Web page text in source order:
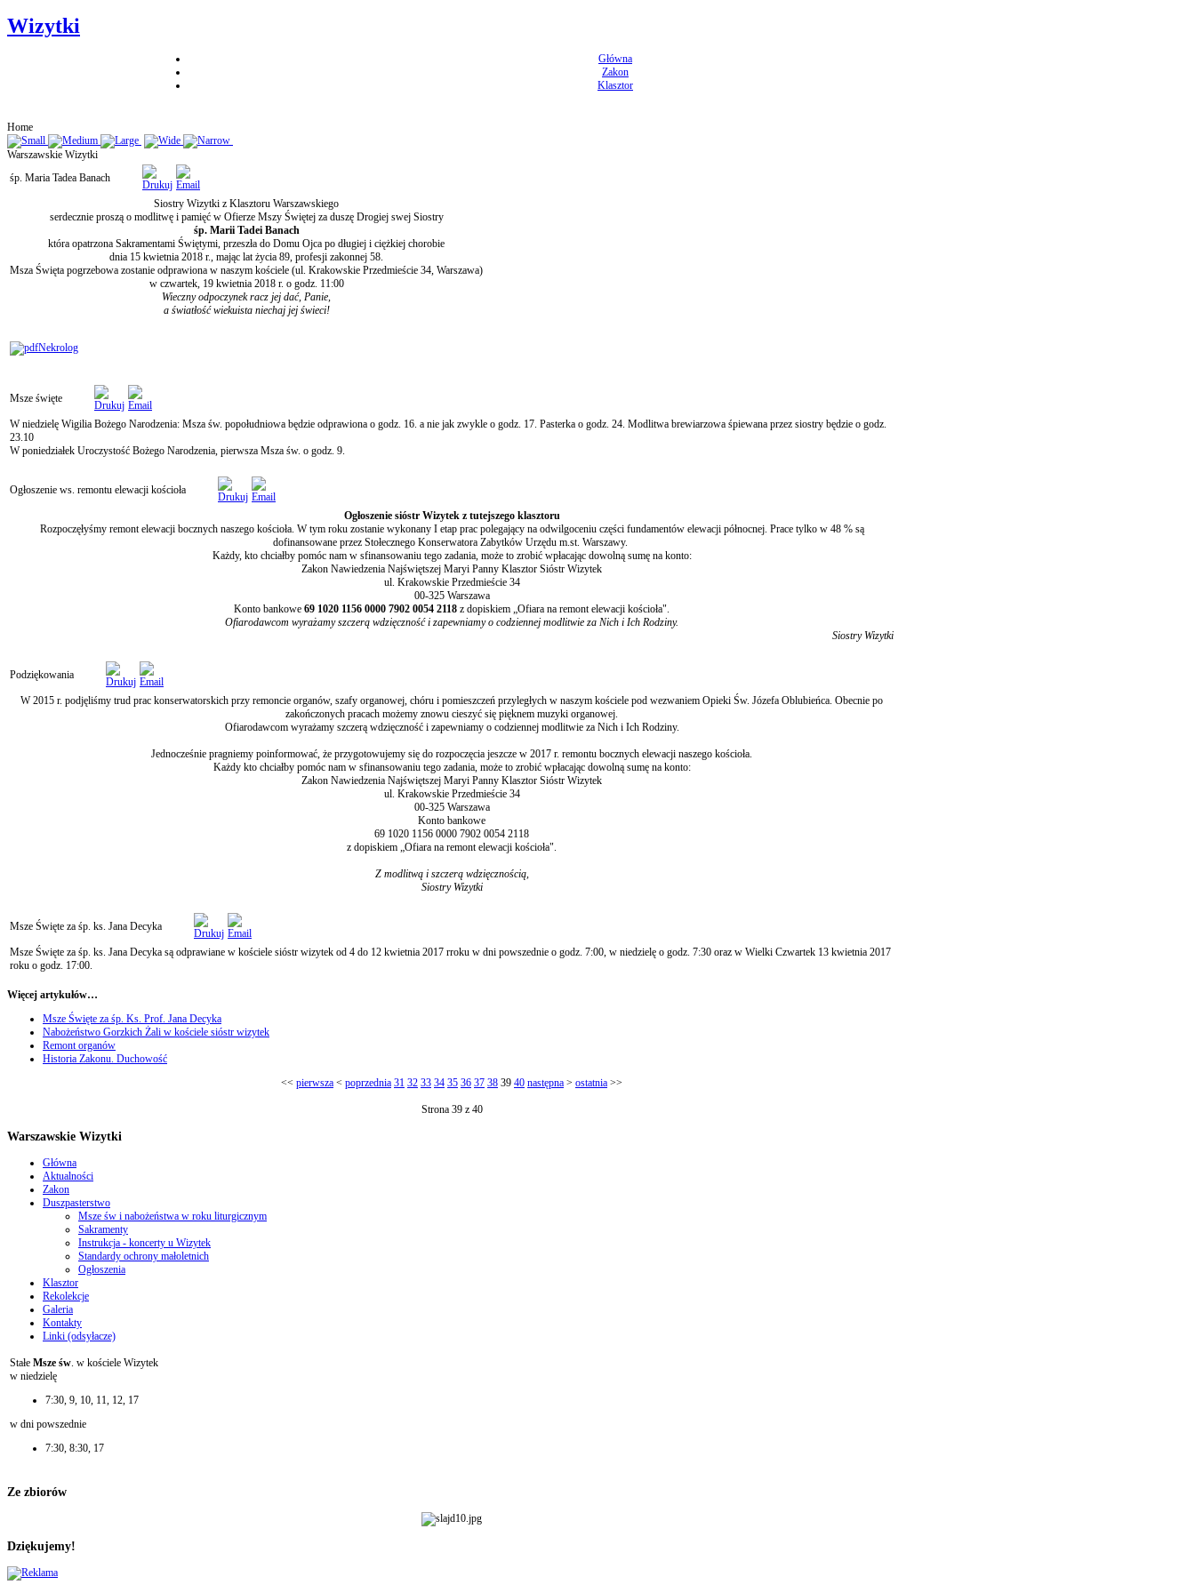
Wizytki
Główna
Zakon
Klasztor
Home
Warszawskie Wizytki
śp. Maria Tadea Banach
Siostry Wizytki z Klasztoru Warszawskiego
serdecznie proszą o modlitwę i pamięć w Ofierze Mszy Świętej za duszę Drogiej swej Siostry
śp. Marii Tadei Banach
która opatrzona Sakramentami Świętymi, przeszła do Domu Ojca po długiej i ciężkiej chorobie
dnia 15 kwietnia 2018 r., mając lat życia 89, profesji zakonnej 58.
Msza Święta pogrzebowa zostanie odprawiona w naszym kościele (ul. Krakowskie Przedmieście 34, Warszawa)
w czwartek, 19 kwietnia 2018 r. o godz. 11:00
Wieczny odpoczynek racz jej dać, Panie,
a światłość wiekuista niechaj jej świeci!
Nekrolog
Msze święte
W niedzielę Wigilia Bożego Narodzenia: Msza św. popołudniowa będzie odprawiona o godz. 16. a nie jak zwykle o godz. 17. Pasterka o godz. 24. Modlitwa brewiarzowa śpiewana przez siostry będzie o godz.
23.10
W poniedziałek Uroczystość Bożego Narodzenia, pierwsza Msza św. o godz. 9.
Ogłoszenie ws. remontu elewacji kościoła
Ogłoszenie sióstr Wizytek z tutejszego klasztoru
Rozpoczęłyśmy remont elewacji bocznych naszego kościoła. W tym roku zostanie wykonany I etap prac polegający na odwilgoceniu części fundamentów elewacji północnej. Prace tylko w 48 % są
dofinansowane przez Stołecznego Konserwatora Zabytków Urzędu m.st. Warszawy.
Każdy, kto chciałby pomóc nam w sfinansowaniu tego zadania, może to zrobić wpłacając dowolną sumę na konto:
Zakon Nawiedzenia Najświętszej Maryi Panny Klasztor Sióstr Wizytek
ul. Krakowskie Przedmieście 34
00-325 Warszawa
Konto bankowe 69 1020 1156 0000 7902 0054 2118 z dopiskiem „Ofiara na remont elewacji kościoła".
Ofiarodawcom wyrażamy szczerą wdzięczność i zapewniamy o codziennej modlitwie za Nich i Ich Rodziny.
Siostry Wizytki
Podziękowania
W 2015 r. podjęliśmy trud prac konserwatorskich przy remoncie organów, szafy organowej, chóru i pomieszczeń przyległych w naszym kościele pod wezwaniem Opieki Św. Józefa Oblubieńca. Obecnie po
zakończonych pracach możemy znowu cieszyć się pięknem muzyki organowej.
Ofiarodawcom wyrażamy szczerą wdzięczność i zapewniamy o codziennej modlitwie za Nich i Ich Rodziny.
Jednocześnie pragniemy poinformować, że przygotowujemy się do rozpoczęcia jeszcze w 2017 r. remontu bocznych elewacji naszego kościoła.
Każdy kto chciałby pomóc nam w sfinansowaniu tego zadania, może to zrobić wpłacając dowolną sumę na konto:
Zakon Nawiedzenia Najświętszej Maryi Panny Klasztor Sióstr Wizytek
ul. Krakowskie Przedmieście 34
00-325 Warszawa
Konto bankowe
69 1020 1156 0000 7902 0054 2118
z dopiskiem „Ofiara na remont elewacji kościoła".
Z modlitwą i szczerą wdzięcznością,
Siostry Wizytki
Msze Święte za śp. ks. Jana Decyka
Msze Święte za śp. ks. Jana Decyka są odprawiane w kościele sióstr wizytek od 4 do 12 kwietnia 2017 rroku w dni powszednie o godz. 7:00, w niedzielę o godz. 7:30 oraz w Wielki Czwartek 13 kwietnia 2017
roku o godz. 17:00.
Więcej artykułów…
Msze Święte za śp. Ks. Prof. Jana Decyka
Nabożeństwo Gorzkich Żali w kościele sióstr wizytek
Remont organów
Historia Zakonu. Duchowość
<< pierwsza < poprzednia 31 32 33 34 35 36 37 38 39 40 następna > ostatnia >>
Strona 39 z 40
Warszawskie Wizytki
Główna
Aktualności
Zakon
Duszpasterstwo
Msze św i nabożeństwa w roku liturgicznym
Sakramenty
Instrukcja - koncerty u Wizytek
Standardy ochrony małoletnich
Ogłoszenia
Klasztor
Rekolekcje
Galeria
Kontakty
Linki (odsyłacze)
Stałe Msze św. w kościele Wizytek
w niedzielę
7:30, 9, 10, 11, 12, 17
w dni powszednie
7:30, 8:30, 17
Ze zbiorów
Dziękujemy!